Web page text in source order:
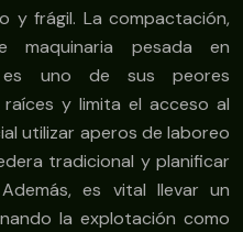
y frágil. La compactación,
pesada en
es uno de sus peores
y limita el acceso al
utilizar aperos de laboreo
tradicional y planificar
es vital llevar un
la explotación como